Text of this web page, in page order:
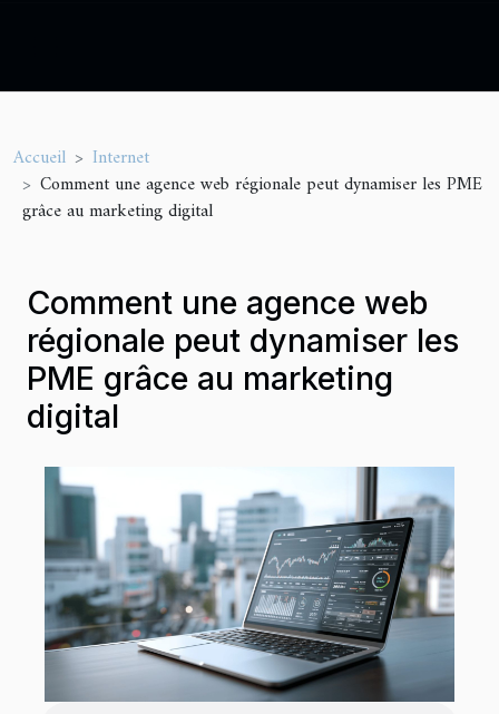
Accueil
Internet
Comment une agence web régionale peut dynamiser les PME
grâce au marketing digital
Comment une agence web
régionale peut dynamiser les
PME grâce au marketing
digital